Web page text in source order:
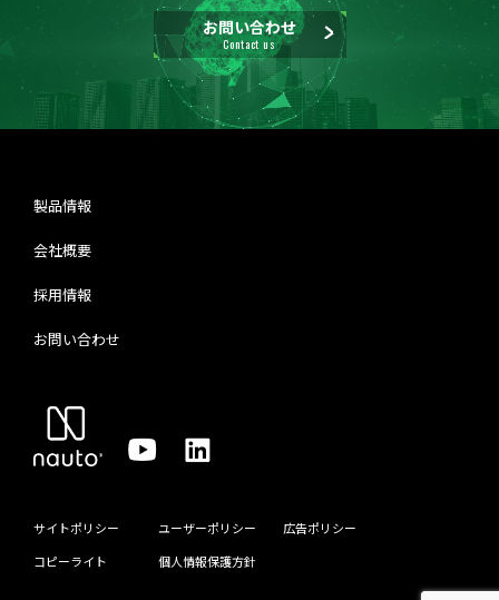
お問い合わせ
Contact us
製品情報
会社概要
採用情報
お問い合わせ
サイトポリシー ユーザーポリシー
広告ポリシー
コピーライト
個人情報保護方針